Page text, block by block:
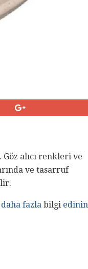
alıcı renkleri ve
ve tasarruf
daha fazla bilgi edinin